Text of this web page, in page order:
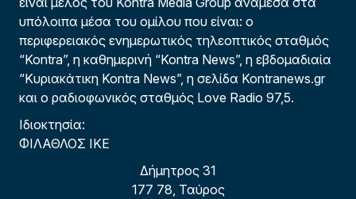
υπόλοιπα μέσα του ομίλου που είναι: ο
περιφερειακός ενημερωτικός τηλεοπτικός σταθμός
“Kontra”, η καθημερινή “Kontra News”, η εβδομαδιαία
“Κυριακάτικη Kontra News”, η σελίδα Kontranews.gr
και ο ραδιοφωνικός σταθμός Love Radio 97,5.
Ιδιοκτησία:
ΦΙΛΑΘΛΟΣ ΙΚΕ
Δήμητρος 31
177 78, Ταύρος